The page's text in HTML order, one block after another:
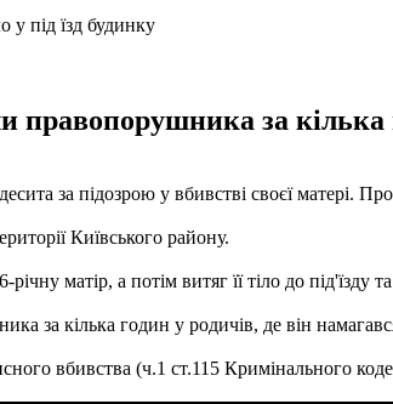
правопорушника за кілька
за підозрою у вбивстві своєї матері.
Київського району.
матір, а потім витяг її тіло до під'їзду
за кілька годин у родичів, де він
вбивства (ч.1 ст.115 Кримінального